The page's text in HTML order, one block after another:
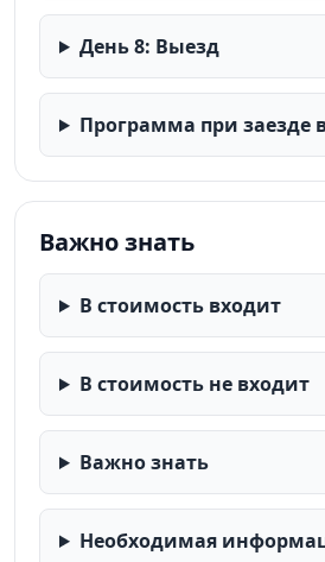
День 8: Выезд
Программа при заезде
Важно знать
В стоимость входит
В стоимость не входит
Важно знать
Необходимая